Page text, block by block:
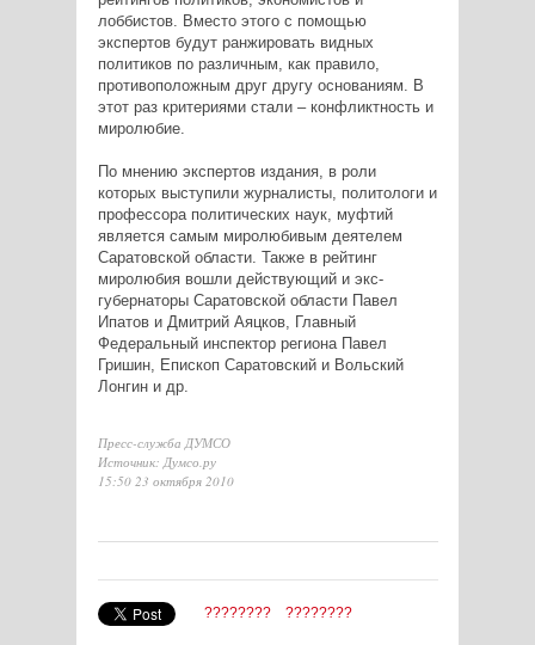
лоббистов. Вместо этого с помощью
экспертов будут ранжировать видных
политиков по различным, как правило,
противоположным друг другу основаниям. В
этот раз критериями стали – конфликтность и
миролюбие.
По мнению экспертов издания, в роли
которых выступили журналисты, политологи и
профессора политических наук, муфтий
является самым миролюбивым деятелем
Саратовской области. Также в рейтинг
миролюбия вошли действующий и экс-
губернаторы Саратовской области Павел
Ипатов и Дмитрий Аяцков, Главный
Федеральный инспектор региона Павел
Гришин, Епископ Саратовский и Вольский
Лонгин и др.
Пресс-служба ДУМСО
Источник: Думсо.ру
15:50 23 октября 2010
???????? ????????